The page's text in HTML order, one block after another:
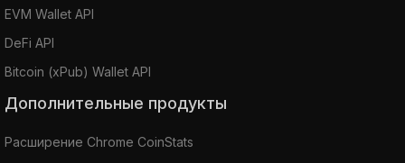
EVM Wallet API
DeFi API
Bitcoin (xPub) Wallet API
Дополнительные продукты
Расширение Chrome CoinStats